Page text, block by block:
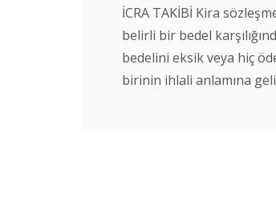
İCRA TAKİBİ Kira
belirli bir bedel
bedelini eksik veya hiç
birinin ihlali anlamına